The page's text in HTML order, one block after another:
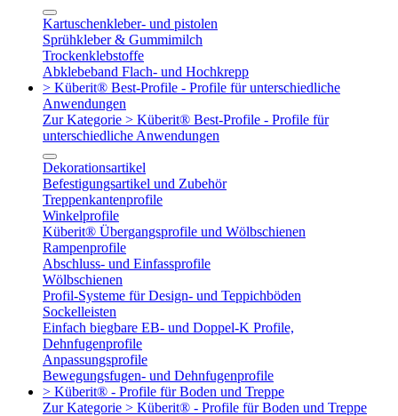
Kartuschenkleber- und pistolen
Sprühkleber & Gummimilch
Trockenklebstoffe
Abklebeband Flach- und Hochkrepp
> Küberit® Best-Profile - Profile für unterschiedliche
Anwendungen
Zur Kategorie > Küberit® Best-Profile - Profile für
unterschiedliche Anwendungen
Dekorationsartikel
Befestigungsartikel und Zubehör
Treppenkantenprofile
Winkelprofile
Küberit® Übergangsprofile und Wölbschienen
Rampenprofile
Abschluss- und Einfassprofile
Wölbschienen
Profil-Systeme für Design- und Teppichböden
Sockelleisten
Einfach biegbare EB- und Doppel-K Profile,
Dehnfugenprofile
Anpassungsprofile
Bewegungsfugen- und Dehnfugenprofile
> Küberit® - Profile für Boden und Treppe
Zur Kategorie > Küberit® - Profile für Boden und Treppe